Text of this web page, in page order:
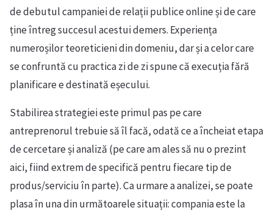
de debutul campaniei de relații publice online și de care
ține întreg succesul acestui demers. Experiența
numeroșilor teoreticieni din domeniu, dar și a celor care
se confruntă cu practica zi de zi spune că execuția fără
planificare e destinată eșecului.
Stabilirea strategiei este primul pas pe care
antreprenorul trebuie să îl facă, odată ce a încheiat etapa
de cercetare și analiză (pe care am ales să nu o prezint
aici, fiind extrem de specifică pentru fiecare tip de
produs/serviciu în parte). Ca urmare a analizei, se poate
plasa în una din următoarele situații: compania este la